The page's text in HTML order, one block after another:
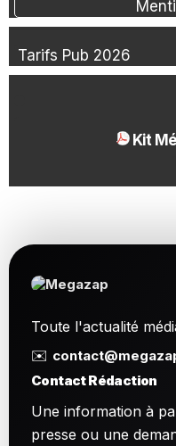
Tarifs Pub 2026
Kit
Toute l'actualité
✉️
Contact Rédaction
Une information à
presse ou une